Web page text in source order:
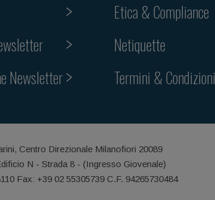
Newsletter
Etica & Compliance
Netiquette
Termini & Condizioni
Centro Direzionale Milanofiori 20089
N - Strada 8 - (Ingresso Giovenale)
Fax: +39 02 55305739 C.F. 94265730484